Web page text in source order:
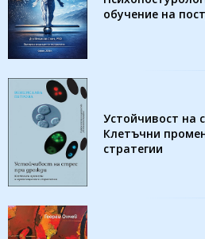
обучение на
Устойчивост на
Клетъчни
стратегии